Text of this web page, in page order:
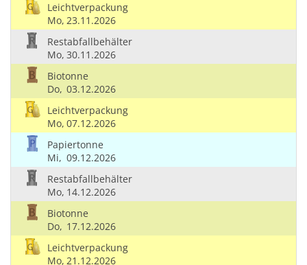
Leichtverpackung
Mo, 23.11.2026
Restabfallbehälter
Mo, 30.11.2026
Biotonne
Do, 03.12.2026
Leichtverpackung
Mo, 07.12.2026
Papiertonne
Mi, 09.12.2026
Restabfallbehälter
Mo, 14.12.2026
Biotonne
Do, 17.12.2026
Leichtverpackung
Mo, 21.12.2026